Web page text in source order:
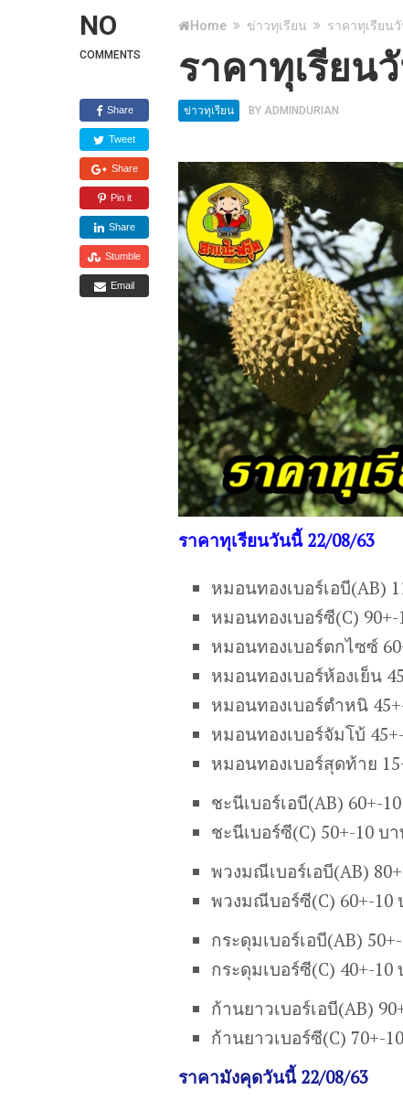
NO
COMMENTS
Share
Tweet
Share
Pin it
Share
Stumble
Email
Home ข่าวทุเรียน ราคาทุเรียน
ราคาทุเรียน
ข่าวทุเรียน BY ADMINDURIAN
ราคาทุเรียนวันนี้ 22/08/63
หมอนทองเบอร์เอบี(AB)
หมอนทองเบอร์ซี(C)
หมอนทองเบอร์ตกไซซ์
หมอนทองเบอร์ห้องเย็น
หมอนทองเบอร์ตำหนิ
หมอนทองเบอร์จัมโบ้
หมอนทองเบอร์สุดท้าย
ชะนีเบอร์เอบี(AB) 60+-
ชะนีเบอร์ซี(C) 50+-10 บ
พวงมณีเบอร์เอบี(AB)
พวงมณีบอร์ซี(C) 60+-10
กระดุมเบอร์เอบี(AB)
กระดุมเบอร์ซี(C) 40+-10
ก้านยาวเบอร์เอบี(AB)
ก้านยาวเบอร์ซี(C) 70+-
ราคามังคุดวันนี้ 22/08/63